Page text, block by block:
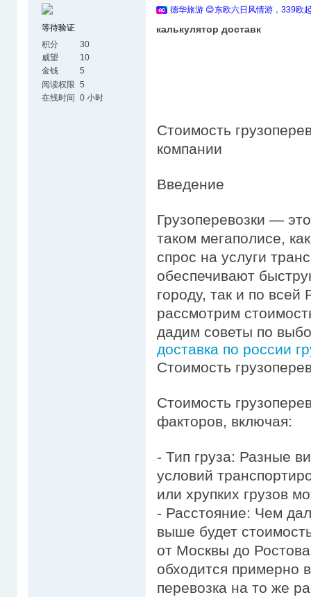
等待验证
积分
30
威望
10
金钱
5
阅读权限 5
在线时间 0 小时
德华旅游 😊东欧六日风情游，339欧
калькулятор доставк
Стоимость
компании
Введение
Грузоперевозки —
таком мегаполисе,
спрос на услуги
обеспечивают
городу, так и по
рассмотрим
дадим советы по
доставка по россии
Стоимость
Стоимость
факторов, включая:
- Тип груза: Разные
условий
или хрупких грузов
- Расстояние: Чем
выше будет
от Москвы до
обходится примерно
перевозка на то же